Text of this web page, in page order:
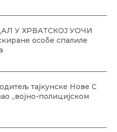
У ХРВАТСКОЈ УОЧИ
особе спалиле
тајкунске Нове С
„војно-полицијском